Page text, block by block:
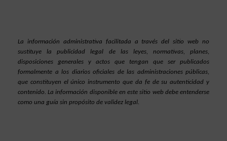
La información administrativa facilitada a través del sitio web no
sustituye la publicidad legal de las leyes, normativas, planes,
disposiciones generales y actos que tengan que ser publicados
formalmente a los diarios oficiales de las administraciones públicas,
que constituyen el único instrumento que da fe de su autenticidad y
contenido. La información disponible en este sitio web debe entenderse
como una guía sin propósito de validez legal.